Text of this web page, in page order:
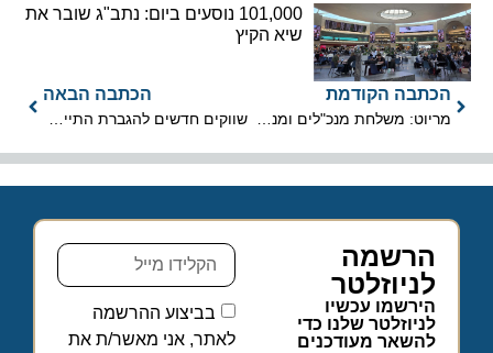
101,000 נוסעים ביום: נתב"ג שובר את
שיא הקיץ
הכתבה הקודמת
מריוט: משלחת מנכ"לים ומנהלי מכירות יתארחו בארץ
הכתבה הבאה
שווקים חדשים להגברת התיירות לישראל
הרשמה
לניוזלטר
הירשמו עכשיו
לניוזלטר שלנו כדי
להשאר מעודכנים
בביצוע ההרשמה
לאתר, אני מאשר/ת את